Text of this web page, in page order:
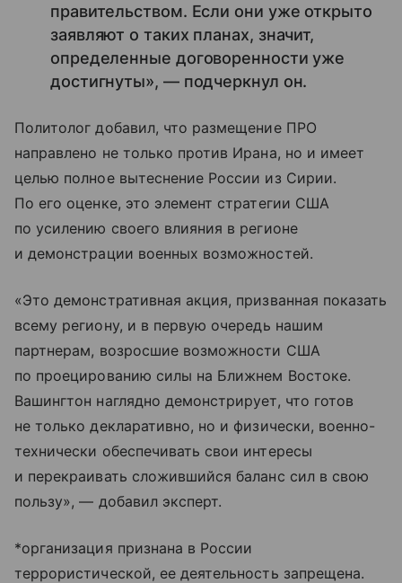
правительством. Если они уже открыто
заявляют о таких планах, значит,
определенные договоренности уже
достигнуты», — подчеркнул он.
Политолог добавил, что размещение ПРО
направлено не только против Ирана, но и имеет
целью полное вытеснение России из Сирии.
По его оценке, это элемент стратегии США
по усилению своего влияния в регионе
и демонстрации военных возможностей.
«Это демонстративная акция, призванная показать
всему региону, и в первую очередь нашим
партнерам, возросшие возможности США
по проецированию силы на Ближнем Востоке.
Вашингтон наглядно демонстрирует, что готов
не только декларативно, но и физически, военно-
технически обеспечивать свои интересы
и перекраивать сложившийся баланс сил в свою
пользу», — добавил эксперт.
*организация признана в России
террористической, ее деятельность запрещена.